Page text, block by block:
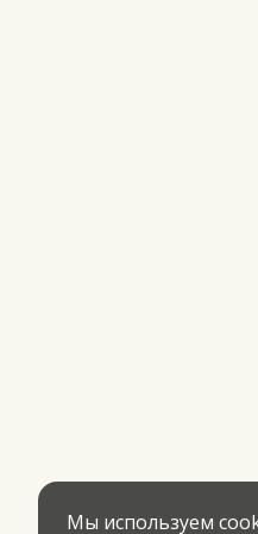
Мы используем